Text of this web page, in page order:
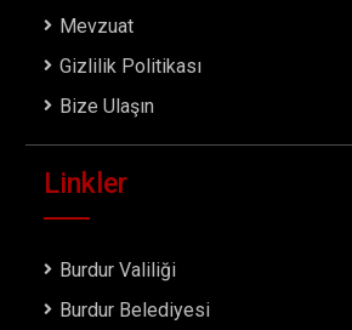
Mevzuat
Gizlilik Politikası
Bize Ulaşın
Linkler
Burdur Valiliği
Burdur Belediyesi